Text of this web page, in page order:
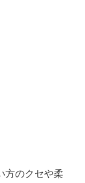
方のクセや柔